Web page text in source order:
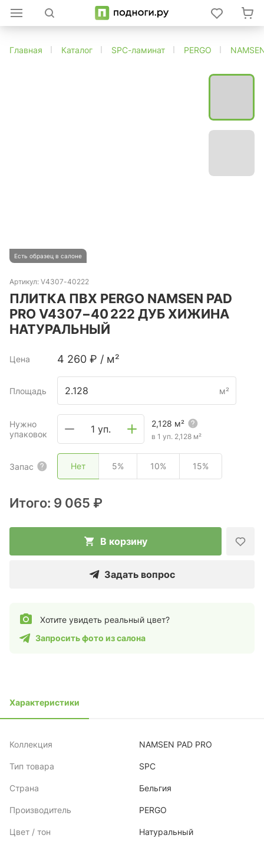
Главная Каталог SPC-ламинат PERGO
Есть образец в салоне
Артикул: V4307-40222
ПЛИТКА ПВХ PERGO NAMSEN PAD
PRO V4307−40 222 ДУБ ХИЖИНА
НАТУРАЛЬНЫЙ
Цена 4 260 ₽ / м²
Площадь м²
Нужно
упаковок
1 уп. 2,128 м²
в 1 уп. 2,128 м²
Запас Нет 5% 10% 15%
Итого: 9 065 ₽
В корзину
Задать вопрос
Хотите увидеть реальный цвет?
Запросить фото из салона
Характеристики
Коллекция NAMSEN PAD PRO
Тип товара SPC
Страна Бельгия
Производитель PERGO
Цвет / тон Натуральный